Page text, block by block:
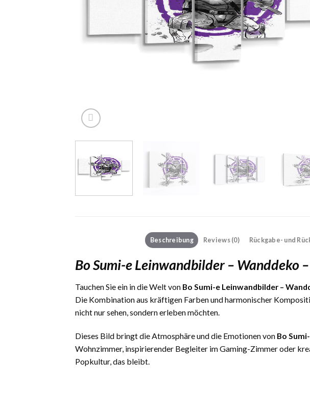
Beschreibung Reviews (0) Rückgabe- und
Bo Sumi-e Leinwandbilder – Wanddeko
Tauchen Sie ein in die Welt von Bo Sumi-e Leinwandbilder –
Die Kombination aus kräftigen Farben und harmonischer
nicht nur sehen, sondern erleben möchten.
Dieses Bild bringt die Atmosphäre und die Emotionen von Bo
Wohnzimmer, inspirierender Begleiter im Gaming-Zimmer oder
Popkultur, das bleibt.